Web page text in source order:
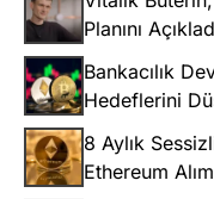
Planını
Bankacılık
Hedeflerini
8 Aylık
Ethereum